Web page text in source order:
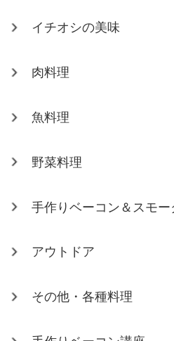
イチオシの美味
肉料理
魚料理
野菜料理
手作りベーコン＆スモー
アウトドア
その他・各種料理